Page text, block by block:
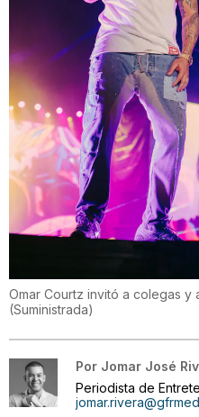
Omar Courtz invitó a colegas y
(Suministrada)
Por Jomar José
Periodista de